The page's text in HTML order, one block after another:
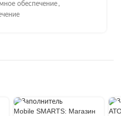
обеспечение ,
Mobile SMARTS: Магазин